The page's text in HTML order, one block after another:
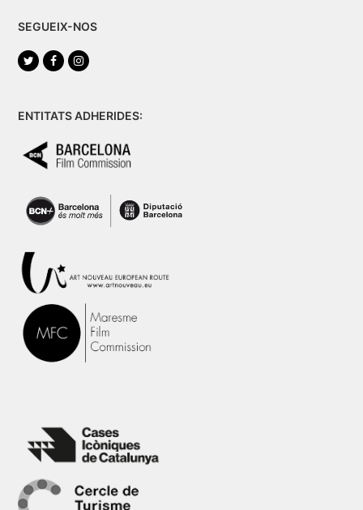
SEGUEIX-NOS
TwitterFacebookInstagram
ENTITATS ADHERIDES: